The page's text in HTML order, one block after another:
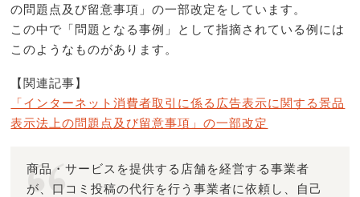
の問題点及び留意事項」の一部改定をしています。
この中で「問題となる事例」として指摘されている例には
このようなものがあります。
【関連記事】
「インターネット消費者取引に係る広告表示に関する景品
表示法上の問題点及び留意事項」の一部改定
商品・サービスを提供する店舗を経営する事業者
が、口コミ投稿の代行を行う事業者に依頼し、自己